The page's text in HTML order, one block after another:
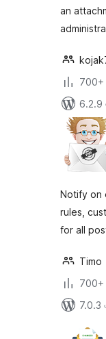
an
700+
6.2.9
Notify on
rules,
for all
Timo
700+
7.0.3